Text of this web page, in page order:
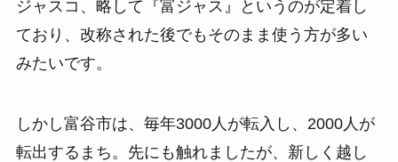
ジャスコ、略して『富ジャス』というのが定着し
ており、改称された後でもそのまま使う方が多い
みたいです。
しかし富谷市は、毎年3000人が転入し、2000人が
転出するまち。先にも触れましたが、新しく越し